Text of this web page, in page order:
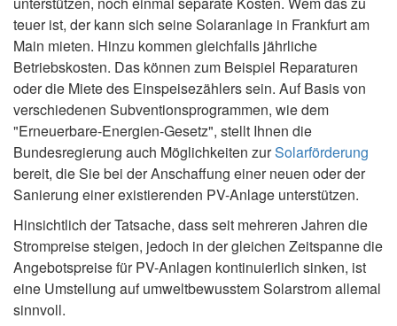
teuer ist, der kann sich seine Solaranlage in Frankfurt am
Main mieten. Hinzu kommen gleichfalls jährliche
Betriebskosten. Das können zum Beispiel Reparaturen
oder die Miete des Einspeisezählers sein. Auf Basis von
verschiedenen Subventionsprogrammen, wie dem
"Erneuerbare-Energien-Gesetz", stellt Ihnen die
Bundesregierung auch Möglichkeiten zurSolarförderung
bereit, die Sie bei der Anschaffung einer neuen oder der
Sanierung einer existierenden PV-Anlage unterstützen.
Hinsichtlich der Tatsache, dass seit mehreren Jahren die
Strompreise steigen, jedoch in der gleichen Zeitspanne die
Angebotspreise für PV-Anlagen kontinuierlich sinken, ist
eine Umstellung auf umweltbewusstem Solarstrom allemal
sinnvoll.